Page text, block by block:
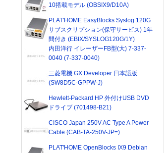
10搭載モデル (OBSIX9/D10A)
PLAT'HOME EasyBlocks Syslog 120G
サブスクリプション(保守サービス) 1年
間付き (EBIX/SYSLOG120G/1Y)
内田洋行 イレーザーFB型(大) 7-337-
0040 (7-337-0040)
三菱電機 GX Developer 日本語版
(SW8D5C-GPPW-J)
Hewlett-Packard HP 外付けUSB DVD
ドライブ (701498-B21)
CISCO Japan 250V AC Type A Power
Cable (CAB-TA-250V-JP=)
PLAT'HOME OpenBlocks IX9 Debian